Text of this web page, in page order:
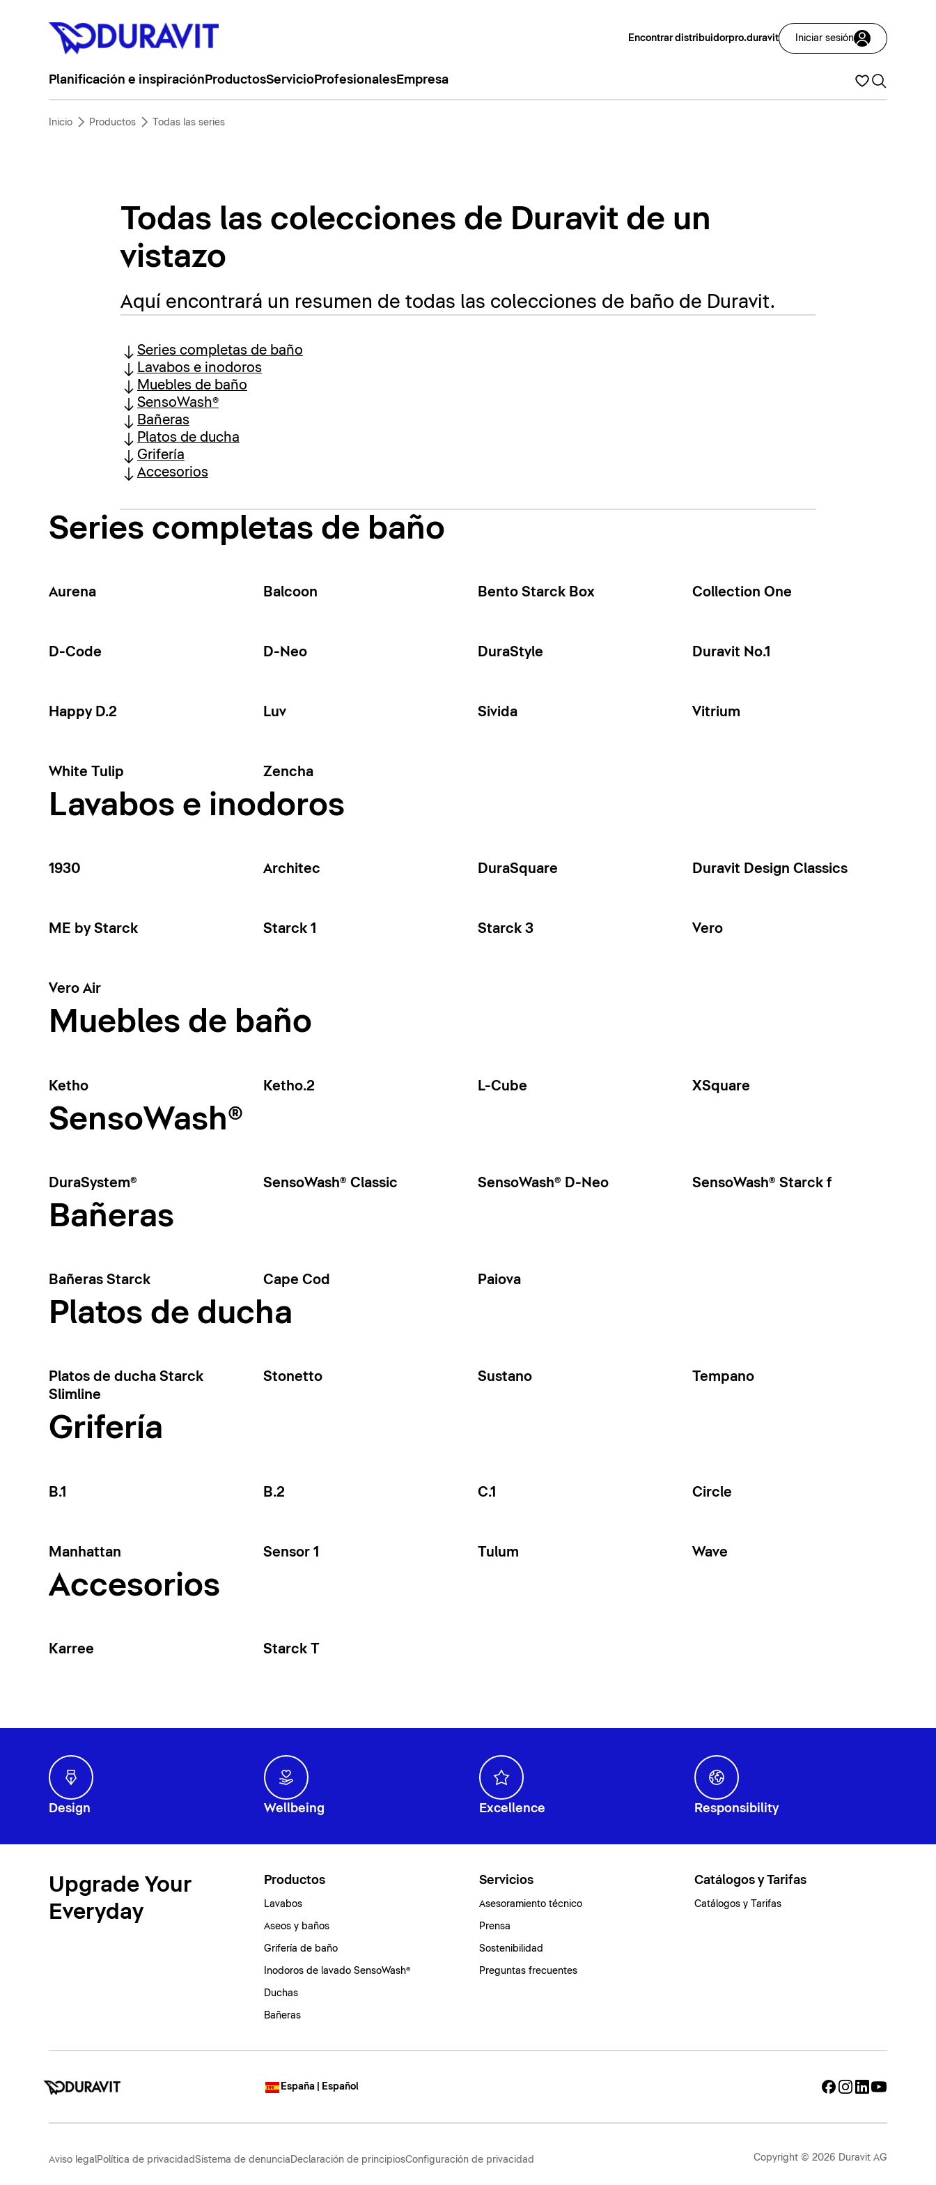
Encontrar distribuidorpro.duravit Iniciar sesión
Planificación e inspiración ProductosServicioProfesionalesEmpresa
Inicio Productos Todas las series
Todas las colecciones de Duravit de un
vistazo
Aquí encontrará un resumen de todas las colecciones de baño de Duravit.
Series completas de baño
Lavabos e inodoros
Muebles de baño
SensoWash®
Bañeras
Platos de ducha
Grifería
Accesorios
Series completas de baño
Aurena Balcoon Bento Starck Box Collection One
D-Code D-Neo DuraStyle Duravit No.1
Happy D.2 Luv Sivida Vitrium
White Tulip Zencha
Lavabos e inodoros
1930 Architec DuraSquare Duravit Design Classics
ME by Starck Starck 1 Starck 3 Vero
Vero Air
Muebles de baño
Ketho Ketho.2 L-Cube XSquare
SensoWash®
DuraSystem® SensoWash® Classic SensoWash® D-Neo SensoWash® Starck f
Bañeras
Bañeras Starck Cape Cod Paiova
Platos de ducha
Platos de ducha Starck
Slimline
Stonetto Sustano Tempano
Grifería
B.1 B.2 C.1 Circle
Manhattan Sensor 1 Tulum Wave
Accesorios
Karree Starck T
Design Wellbeing Excellence Responsibility
Upgrade Your
Everyday
Productos
Lavabos
Aseos y baños
Grifería de baño
Inodoros de lavado SensoWash®
Duchas
Bañeras
Servicios
Asesoramiento técnico
Prensa
Sostenibilidad
Preguntas frecuentes
Catálogos y Tarifas
Catálogos y Tarifas
España | Español
Aviso legalPolítica de privacidadSistema de denuncia Declaración de principiosConfiguración de privacidad Copyright © 2026 Duravit AG